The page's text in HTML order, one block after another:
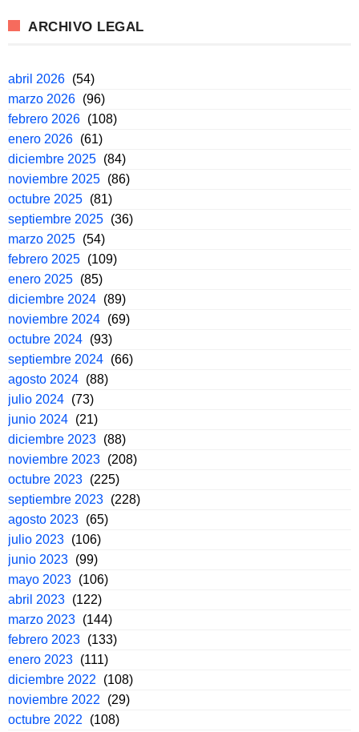
ARCHIVO LEGAL
abril 2026 (54)
marzo 2026 (96)
febrero 2026 (108)
enero 2026 (61)
diciembre 2025 (84)
noviembre 2025 (86)
octubre 2025 (81)
septiembre 2025 (36)
marzo 2025 (54)
febrero 2025 (109)
enero 2025 (85)
diciembre 2024 (89)
noviembre 2024 (69)
octubre 2024 (93)
septiembre 2024 (66)
agosto 2024 (88)
julio 2024 (73)
junio 2024 (21)
diciembre 2023 (88)
noviembre 2023 (208)
octubre 2023 (225)
septiembre 2023 (228)
agosto 2023 (65)
julio 2023 (106)
junio 2023 (99)
mayo 2023 (106)
abril 2023 (122)
marzo 2023 (144)
febrero 2023 (133)
enero 2023 (111)
diciembre 2022
(108)
noviembre 2022
(29)
octubre 2022
(108)